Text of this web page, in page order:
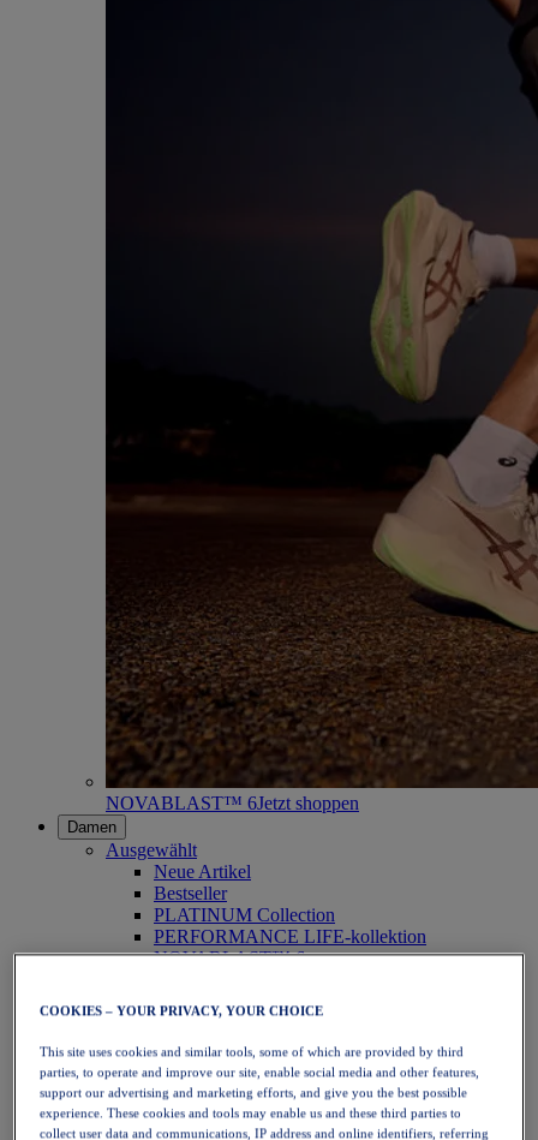
NOVABLAST™ 6Jetzt shoppen
Damen
Ausgewählt
Neue Artikel
Bestseller
PLATINUM Collection
PERFORMANCE LIFE-kollektion
NOVABLAST™ 6
Laufen
Trailrunning
Tennis
Volleyball
Handball
Padel
Korbball
COOKIES – YOUR PRIVACY, YOUR CHOICE
This site uses cookies and similar tools, some of which are provided by third
parties, to operate and improve our site, enable social media and other features,
support our advertising and marketing efforts, and give you the best possible
experience. These cookies and tools may enable us and these third parties to
collect user data and communications, IP address and online identifiers, referring